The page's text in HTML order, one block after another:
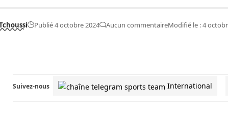
Publié 4 octobre 2024 Aucun commentaireModifié le : 4
Suivez-nous International